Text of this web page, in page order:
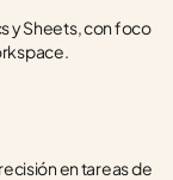
y Sheets, con foco
en tareas de